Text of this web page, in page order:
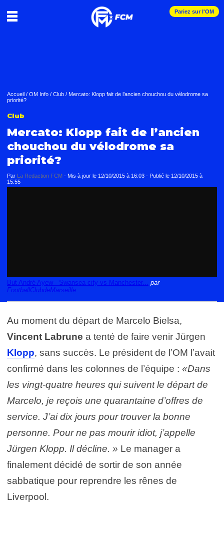
Pariez sur l'OM
Accueil / OM Info / Club / Mercato: Klopp fait de l’ancien chouchou du vélodrome sa
priorité?
Club
Mercato: Klopp fait de l’ancien
chouchou du vélodrome sa
priorité?
Par La Redaction FCM - Mis à jour le 12/10/2015 à 16:03 - Publié le 12/10/2015 à
15:55
But André Ayew - Swansea city vs Manchester... par
FootballClubdeMarseille
Au moment du départ de Marcelo Bielsa,
Vincent Labrune a tenté de faire venir Jürgen
Klopp, sans succès. Le président de l’OM l’avait
confirmé dans les colonnes de l’équipe : «Dans
les vingt-quatre heures qui suivent le départ de
Marcelo, je reçois une quarantaine d’offres de
service. J’ai dix jours pour trouver la bonne
personne. Pour ne pas mourir idiot, j’appelle
Jürgen Klopp. Il décline. » Le manager a
finalement décidé de sortir de son année
sabbatique pour reprendre les rênes de
Liverpool.